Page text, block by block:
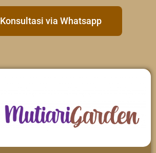
Konsultasi via Whatsapp